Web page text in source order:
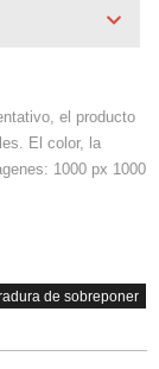
el producto
El color, la
1000 px 1000
de sobreponer